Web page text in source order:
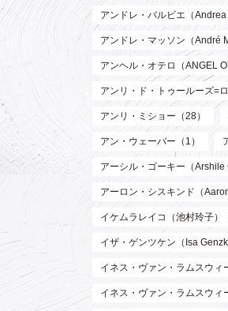
アンドレ・バルビエ（Andrea
アンドレ・マッソン（André
アンヘル・オテロ（ANGEL
アンリ・ド・トゥールーズ=
アンリ・ミショー（28）
アン・ウェーバー（1）
アーシル・ゴーキー（Arshile
アーロン・シスキンド（
イケムラレイコ（池村玲子）
イザ・ゲンツケン（Isa
イネス・ヴァン・ラムスウィ
イネス・ヴァン・ラムスウィ